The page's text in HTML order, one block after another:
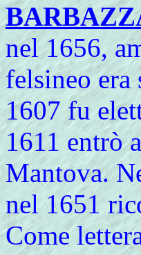
nel 1656,
felsineo
1607 fu
1611 entrò
Mantova.
nel 1651
Come